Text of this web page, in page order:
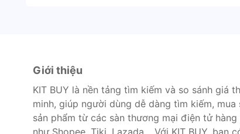
Giới thiệu
KIT BUY là nền tảng tìm kiếm và so sánh giá
minh, giúp người dùng dễ dàng tìm kiếm, mua
sản phẩm từ các sàn thương mại điện tử hàng
như Shopee, Tiki, Lazada… Với KIT BUY, bạn